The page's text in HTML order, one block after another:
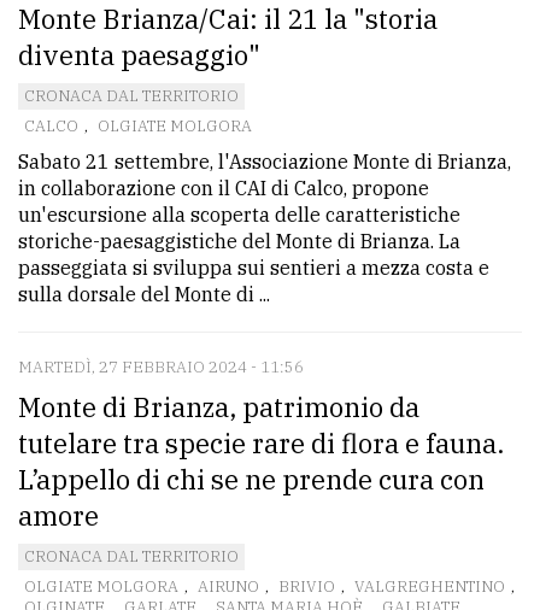
Monte Brianza/Cai: il 21 la "storia
diventa paesaggio"
CRONACA DAL TERRITORIO
CALCO , OLGIATE MOLGORA
Sabato 21 settembre, l'Associazione Monte di Brianza,
in collaborazione con il CAI di Calco, propone
un'escursione alla scoperta delle caratteristiche
storiche-paesaggistiche del Monte di Brianza. La
passeggiata si sviluppa sui sentieri a mezza costa e
sulla dorsale del Monte di ...
MARTEDÌ, 27 FEBBRAIO 2024 - 11:56
Monte di Brianza, patrimonio da
tutelare tra specie rare di flora e fauna.
L’appello di chi se ne prende cura con
amore
CRONACA DAL TERRITORIO
OLGIATE MOLGORA , AIRUNO , BRIVIO , VALGREGHENTINO ,